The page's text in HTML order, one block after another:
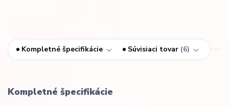
Kompletné špecifikácie Súvisiaci tovar 6
Kompletné špecifikácie